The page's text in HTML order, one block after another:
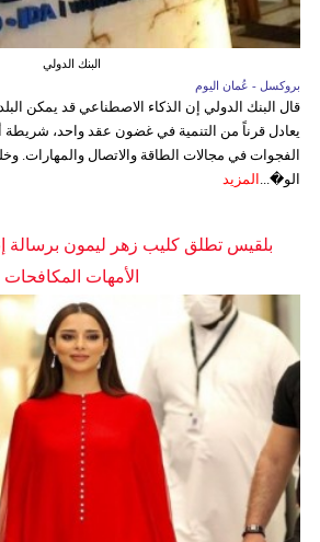
البنك الدولي
بروكسل - عُمان اليوم
قال البنك الدولي إن الذكاء الاصطناعي قد يمكن
يعادل قرناً من التنمية في غضون عقد واحد،
الفجوات في مجالات الطاقة والاتصال والمهارات.
الو�...
المزيد
بلقيس تطلق كليب زهر ليمون برسالة
الأمهات المكافحات